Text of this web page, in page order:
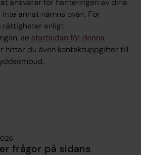
annat nämns ovan. För
rättigheter enligt
se startsidan för denna
hittar du även kontaktuppgifter till
frågor på sidans